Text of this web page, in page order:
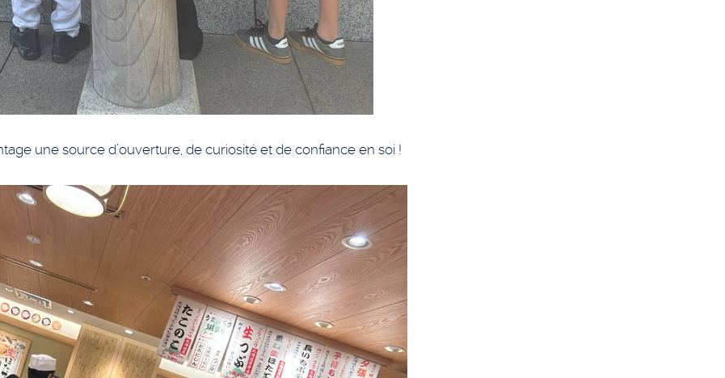
une source d’ouverture, de curiosité et de confiance en soi !